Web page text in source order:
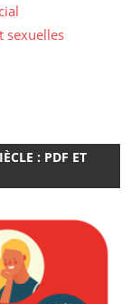
sexuelles
: PDF ET